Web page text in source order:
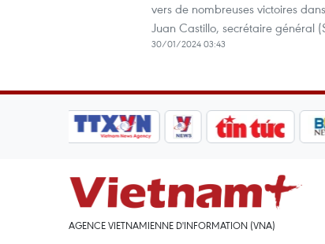
vers de nombreuses victoires
Juan Castillo, secrétaire général
30/01/2024 03:43
AGENCE VIETNAMIENNE D'INFORMATION (VNA)